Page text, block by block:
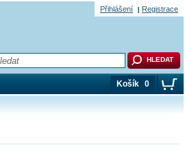
Košík 0
Přihlášení Registrace